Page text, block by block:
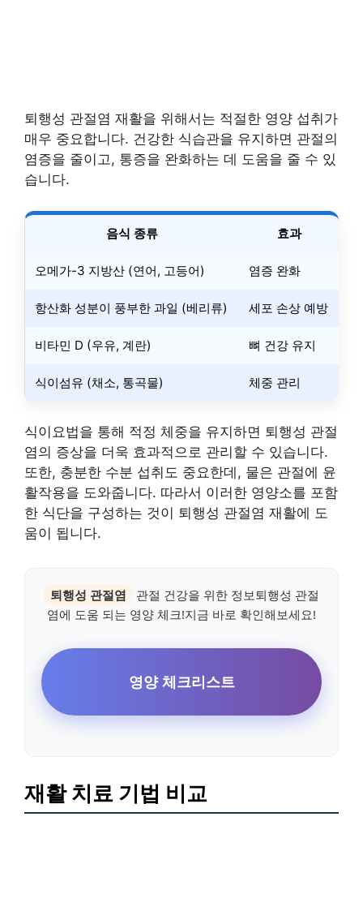
퇴행성 관절염 재활을 위해서는 적절한 영양 섭취가
매우 중요합니다. 건강한 식습관을 유지하면 관절의
염증을 줄이고, 통증을 완화하는 데 도움을 줄 수 있
습니다.
음식 종류 효과
오메가-3 지방산 (연어, 고등어) 염증 완화
항산화 성분이 풍부한 과일 (베리류) 세포 손상 예방
비타민 D (우유, 계란) 뼈 건강 유지
식이섬유 (채소, 통곡물) 체중 관리
식이요법을 통해 적정 체중을 유지하면 퇴행성 관절
염의 증상을 더욱 효과적으로 관리할 수 있습니다.
또한, 충분한 수분 섭취도 중요한데, 물은 관절에 윤
활작용을 도와줍니다. 따라서 이러한 영양소를 포함
한 식단을 구성하는 것이 퇴행성 관절염 재활에 도
움이 됩니다.
퇴행성 관절염
관절 건강을 위한 정보퇴행성 관절
염에 도움 되는 영양 체크!지금 바로 확인해보세요!
영양 체크리스트
재활 치료 기법 비교